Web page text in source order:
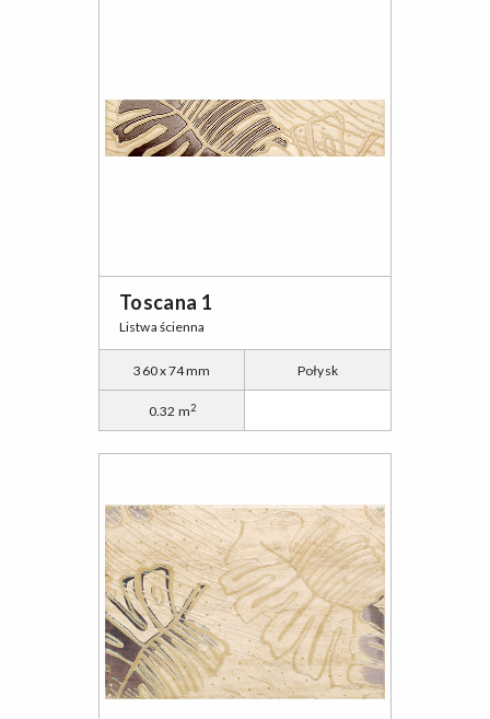
Toscana 1
Listwa ścienna
360 x 74 mm Połysk
0.32 m2